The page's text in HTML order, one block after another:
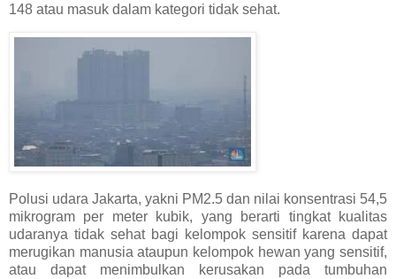
148 atau masuk dalam kategori tidak sehat.
Polusi udara Jakarta, yakni PM2.5 dan nilai konsentrasi 54,5
mikrogram per meter kubik, yang berarti tingkat kualitas
udaranya tidak sehat bagi kelompok sensitif karena dapat
merugikan manusia ataupun kelompok hewan yang sensitif,
atau dapat menimbulkan kerusakan pada tumbuhan